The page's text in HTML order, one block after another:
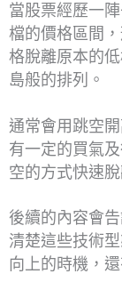
當股票經歷一
檔的價格區間
格脫離原本的
島般的排列。
通常會用跳空
有一定的買氣
空的方式快速
後續的內容會
清楚這些技術
向上的時機，